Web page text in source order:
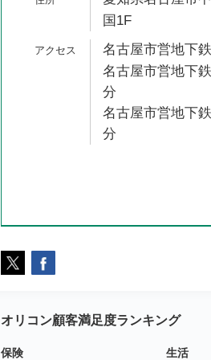
国1F
名古屋市営地下
名古屋市営地下
分
名古屋市営地下
分
オリコン顧客満足度ランキング
保険 生活